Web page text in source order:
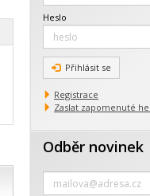
Heslo
Přihlásit se
Registrace
Zaslat zapomenuté
Odběr novinek
Zadejte